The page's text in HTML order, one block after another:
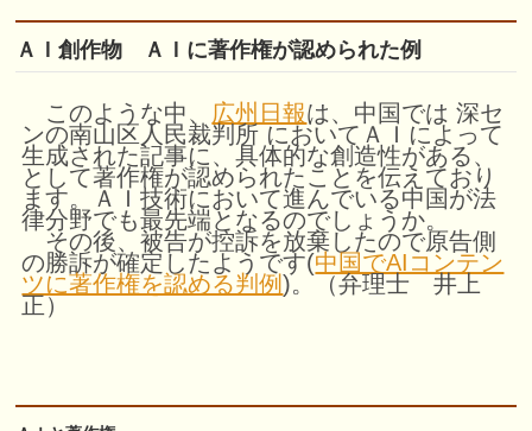
ＡＩ創作物 ＡＩに著作権が認められた例
このような中、 広州日報は、中国では 深セ
ンの南山区人民裁判所 においてＡＩによって
生成された記事に、具体的な創造性がある、
として著作権が認められたことを伝えており
ます。ＡＩ技術において進んでいる中国が法
律分野でも最先端となるのでしょうか。
その後、被告が控訴を放棄したので原告側
の勝訴が確定したようです(中国でAIコンテン
ツに著作権を認める判例)。（弁理士 井上
正）